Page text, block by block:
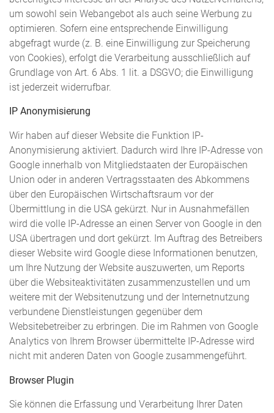
um sowohl sein Webangebot als auch seine Werbung zu
optimieren. Sofern eine entsprechende Einwilligung
abgefragt wurde (z. B. eine Einwilligung zur Speicherung
von Cookies), erfolgt die Verarbeitung ausschließlich auf
Grundlage von Art. 6 Abs. 1 lit. a DSGVO; die Einwilligung
ist jederzeit widerrufbar.
IP Anonymisierung
Wir haben auf dieser Website die Funktion IP-
Anonymisierung aktiviert. Dadurch wird Ihre IP-Adresse von
Google innerhalb von Mitgliedstaaten der Europäischen
Union oder in anderen Vertragsstaaten des Abkommens
über den Europäischen Wirtschaftsraum vor der
Übermittlung in die USA gekürzt. Nur in Ausnahmefällen
wird die volle IP-Adresse an einen Server von Google in den
USA übertragen und dort gekürzt. Im Auftrag des Betreibers
dieser Website wird Google diese Informationen benutzen,
um Ihre Nutzung der Website auszuwerten, um Reports
über die Websiteaktivitäten zusammenzustellen und um
weitere mit der Websitenutzung und der Internetnutzung
verbundene Dienstleistungen gegenüber dem
Websitebetreiber zu erbringen. Die im Rahmen von Google
Analytics von Ihrem Browser übermittelte IP-Adresse wird
nicht mit anderen Daten von Google zusammengeführt.
Browser Plugin
Sie können die Erfassung und Verarbeitung Ihrer Daten